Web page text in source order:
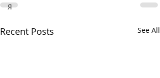
Я
Recent Posts See All